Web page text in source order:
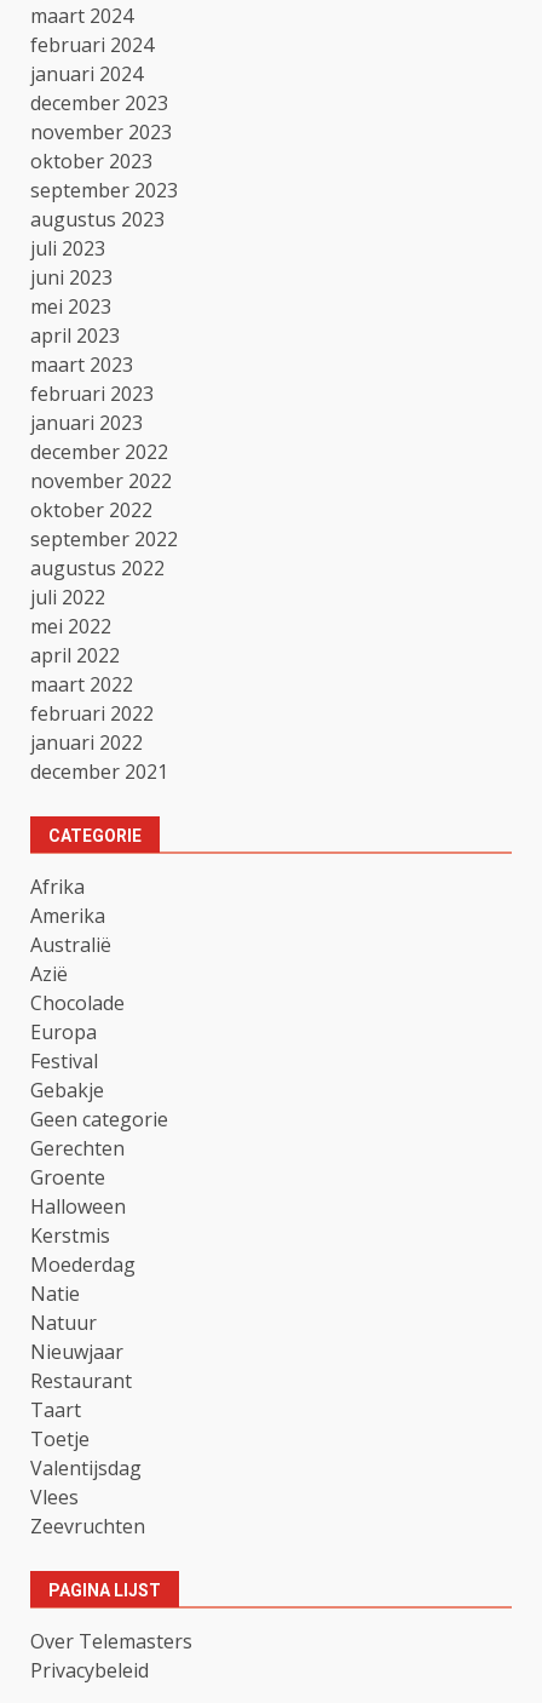
maart 2024
februari 2024
januari 2024
december 2023
november 2023
oktober 2023
september 2023
augustus 2023
juli 2023
juni 2023
mei 2023
april 2023
maart 2023
februari 2023
januari 2023
december 2022
november 2022
oktober 2022
september 2022
augustus 2022
juli 2022
mei 2022
april 2022
maart 2022
februari 2022
januari 2022
december 2021
CATEGORIE
Afrika
Amerika
Australië
Azië
Chocolade
Europa
Festival
Gebakje
Geen categorie
Gerechten
Groente
Halloween
Kerstmis
Moederdag
Natie
Natuur
Nieuwjaar
Restaurant
Taart
Toetje
Valentijsdag
Vlees
Zeevruchten
PAGINA LIJST
Over Telemasters
Privacybeleid